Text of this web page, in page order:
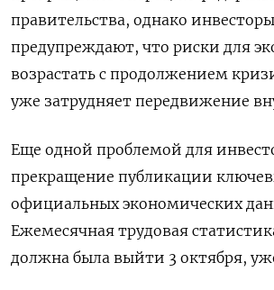
правительства, однако инвесторы
предупреждают, что риски для
возрастать с продолжением
уже затрудняет передвижение
Еще одной проблемой для
прекращение публикации
официальных экономических
Ежемесячная трудовая
должна была выйти 3 октября,